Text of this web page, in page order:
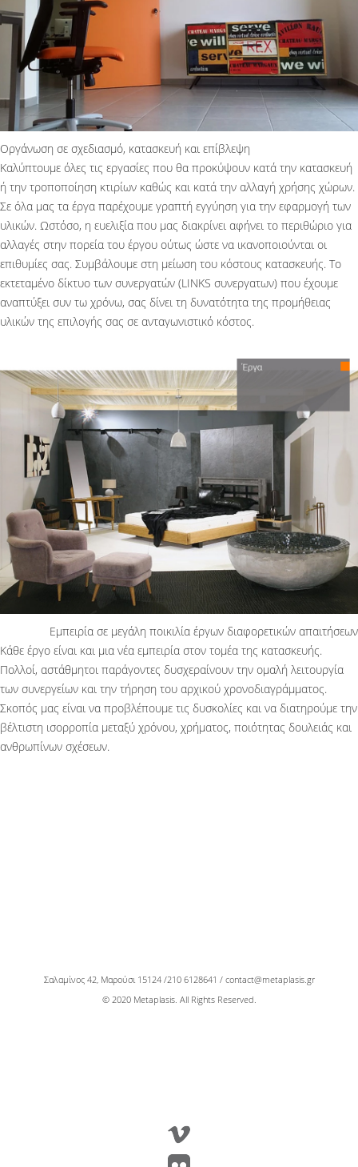
Οργάνωση σε σχεδιασμό, κατασκευή και επίβλεψη
Καλύπτουμε όλες τις εργασίες που θα προκύψουν κατά την κατασκευή
ή την τροποποίηση κτιρίων καθώς και κατά την αλλαγή χρήσης χώρων.
Σε όλα μας τα έργα παρέχουμε γραπτή εγγύηση για την εφαρμογή των
υλικών. Ωστόσο, η ευελιξία που μας διακρίνει αφήνει το περιθώριο για
αλλαγές στην πορεία του έργου ούτως ώστε να ικανοποιούνται οι
επιθυμίες σας. Συμβάλουμε στη μείωση του κόστους κατασκευής. Το
εκτεταμένο δίκτυο των συνεργατών (LINKS συνεργατων) που έχουμε
αναπτύξει συν τω χρόνω, σας δίνει τη δυνατότητα της προμήθειας
υλικών της επιλογής σας σε ανταγωνιστικό κόστος.
Εμπειρία σε μεγάλη ποικιλία έργων διαφορετικών απαιτήσεων
Κάθε έργο είναι και μια νέα εμπειρία στον τομέα της κατασκευής.
Πολλοί, αστάθμητοι παράγοντες δυσχεραίνουν την ομαλή λειτουργία
των συνεργείων και την τήρηση του αρχικού χρονοδιαγράμματος.
Σκοπός μας είναι να προβλέπουμε τις δυσκολίες και να διατηρούμε την
βέλτιστη ισορροπία μεταξύ χρόνου, χρήματος, ποιότητας δουλειάς και
ανθρωπίνων σχέσεων.
Σαλαμίνος 42, Μαρούσι 15124 /210 6128641 / contact@metaplasis.gr
© 2020 Metaplasis. All Rights Reserved.